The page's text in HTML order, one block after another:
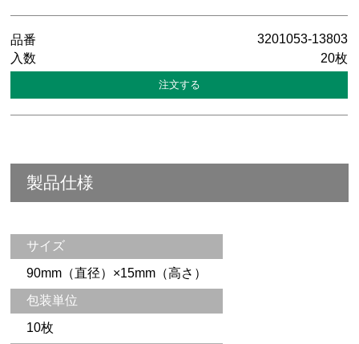
3201053-13803
20枚
製品仕様
サイズ
90mm（直径）×15mm（高さ）
包装単位
10枚